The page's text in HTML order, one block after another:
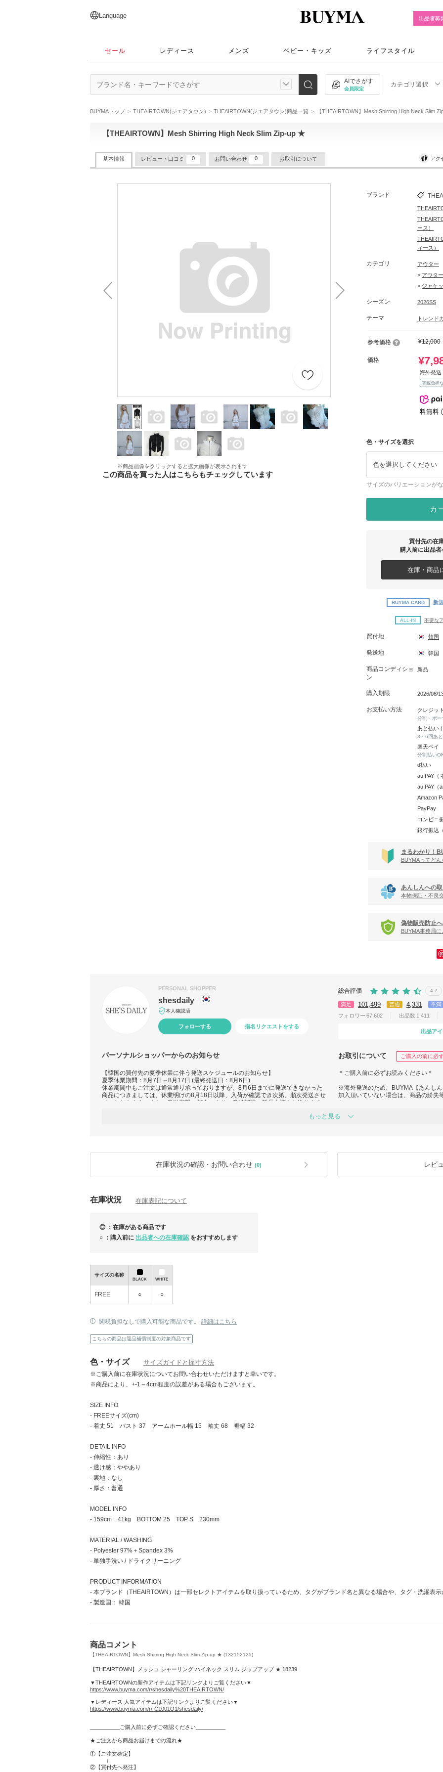
日本語
English
简体中文
繁體中文
Language 出品者募
セール レディース メンズ ベビー・キッズ ライフスタイル
AIでさがす
会員限定
カテゴリ選択
BUYMAトップ THEAIRTOWN(ジエアタウン) THEAIRTOWN(ジエアタウン)商品一覧 【THEAIRTOWN】Mesh Shirring High Neck Slim
【THEAIRTOWN】Mesh Shirring High Neck Slim Zip-up ★
基本情報 レビュー・口コミ 0 お問い合わせ 0 お取引について アク
※商品画像をクリックすると拡大画像が表示されます
この商品を買った人はこちらもチェックしています
ブランド
ース）
ィース）
カテゴリ
アウター
> アウタ
> ジャケ
シーズン 2026SS
テーマ トレンド
参考価格 ¥12,000
価格
海外発送
関税負担な
料無料
色・サイズを選択
色を選択してください
サイズのバリエーションが
カ
買付先の在
購入前に出品者
在庫・商品
BUYMA CARD 新
ALL-IN 不要な
買付地 韓国
発送地 韓国
商品コンディショ
ン
新品
購入期限 2026/08/
お支払い方法 クレジッ
分割・ボー
あと払い
3・6回あ
楽天ペイ
分割払い
d払い
au PAY（
au PAY（
Amazon
PayPay
コンビニ
銀行振込
まるわかり！
BUYMAってど
あんしんへの
本物保証・不良
偽物販売防止
BUYMA事務局
PERSONAL SHOPPER
shesdaily
本人確認済
フォローする 指名リクエストをする
総合評価 4.7
満足 101,499 普通 4,331 不満
フォロワー 67,602 出品数 1,411
出品ア
パーソナルショッパーからのお知らせ お取引について ご購入の前に必
【韓国の買付先の夏季休業に伴う発送スケジュールのお知らせ】
夏季休業期間：8月7日～8月17日 (最終発送日：8月6日)
休業期間中もご注文は通常通り承っておりますが、8月6日までに発送できなかった
商品につきましては、休業明けの8月18日以降、入荷が確認でき次第、順次発送させ
ていただきます。また、発送期限の都合により、発送期限の延長申請をお送りする
①【ご注文確定】→ ②【買付先へ発注】→③【商品が当店(韓国)に入荷】
→④【検品・梱包】→⑤【当店(韓国)から日本へ発送】
※通常、当店入荷まで約5日前後（週末・祝日除く）
セルとなる場合あり
＊ご購入前に必ずお読みください＊
※海外発送のため、BUYMA【あんし
加入頂いていない場合は、商品の紛失
さい。
●韓国の靴は日本のものより小さめに
足幅が大きい方は、日本で履かれてい
されることをお勧めいたします。
続続続！人気ブランド限定クーポン発行中！！
もっと見る
在庫状況の確認・お問い合わせ (0) レビ
在庫状況 在庫表記について
◎ ：在庫がある商品です
○ ：購入前に 出品者への在庫確認 をおすすめします
サイズの名称
BLACK WHITE
FREE ○ ○
関税負担なしで購入可能な商品です。 詳細はこちら
こちらの商品は返品補償制度の対象商品です
色・サイズ サイズガイドと採寸方法
※ご購入前に在庫状況についてお問い合わせいただけますと幸いです。
※商品により、+-1～4cm程度の誤差がある場合もございます。
SIZE INFO
- FREEサイズ(cm)
- 着丈 51 バスト 37 アームホール幅 15 袖丈 68 裾幅 32
DETAIL INFO
- 伸縮性：あり
- 透け感：ややあり
- 裏地：なし
- 厚さ：普通
MODEL INFO
- 159cm 41kg BOTTOM 25 TOP S 230mm
MATERIAL / WASHING
- Polyester 97%＋Spandex 3%
- 単独手洗い / ドライクリーニング
PRODUCT INFORMATION
- 本ブランド（THEAIRTOWN）は一部セレクトアイテムを取り扱っているため、タグがブランド名と異なる場合や、タグ・洗濯表示
- 製造国： 韓国
商品コメント
【THEAIRTOWN】Mesh Shirring High Neck Slim Zip-up ★ (132152125)
【THEAIRTOWN】メッシュ シャーリング ハイネック スリム ジップアップ ★ 18239
▼THEAIRTOWNの新作アイテムは下記リンクよりご覧ください▼
https://www.buyma.com/r/shesdaily%20THEAIRTOWN/
▼レディース 人気アイテムは下記リンクよりご覧ください▼
https://www.buyma.com/r/-C1001O1/shesdaily/
__________ご購入前に必ずご確認ください__________
★ご注文から商品お届けまでの流れ★
①【ご注文確定】
↓
②【買付先へ発注】